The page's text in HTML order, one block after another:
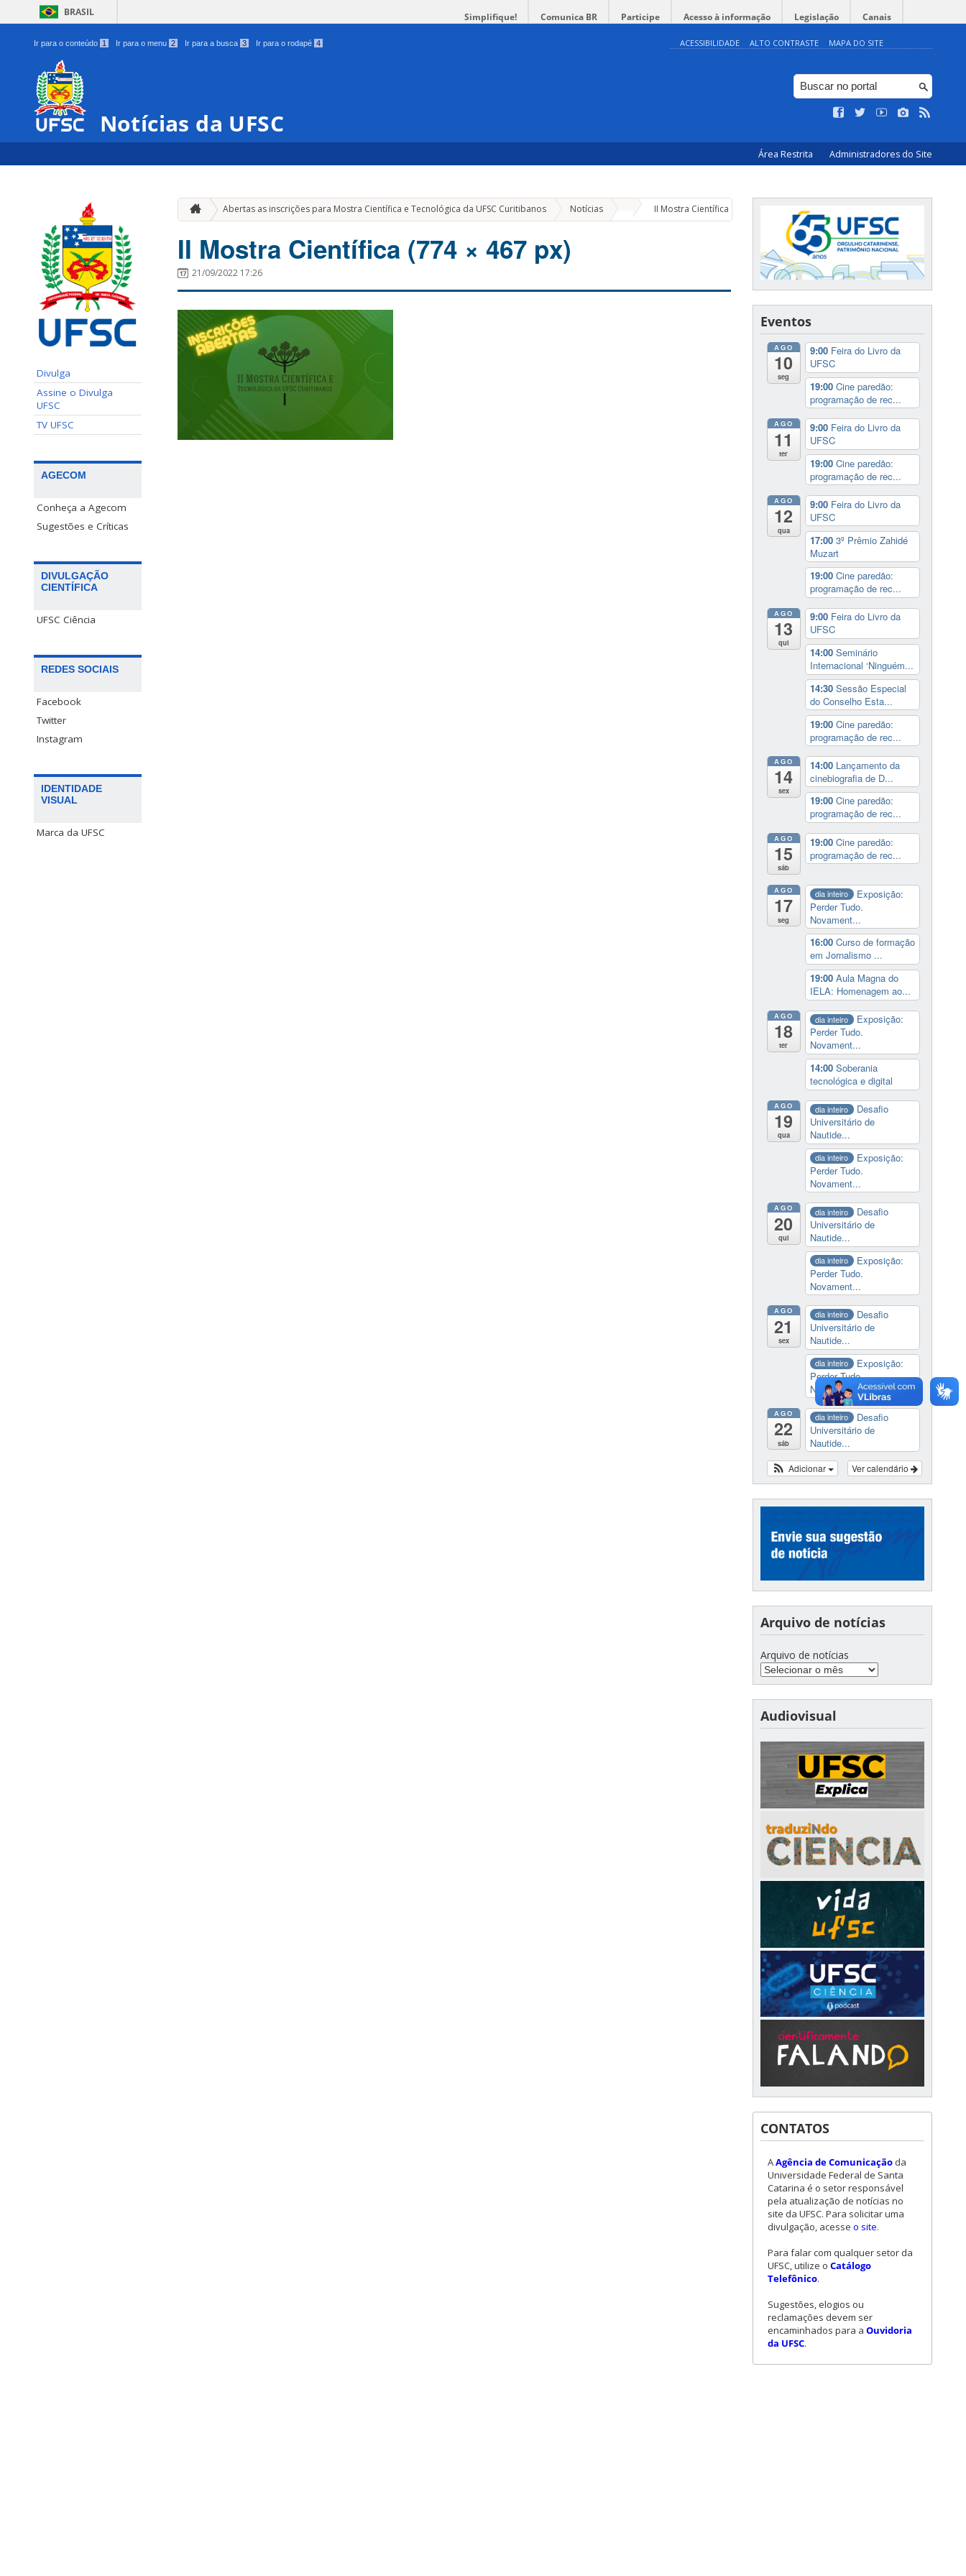
BRASIL Simplifique! Comunica BR Participe Acesso à informação Legislação Canais
Ir para o conteúdo 1 Ir para o menu 2 Ir para a busca 3 Ir para o rodapé 4 ACESSIBILIDADE ALTO CONTRASTE MAPA DO SITE
Notícias da UFSC
Área Restrita Administradores do Site
Divulga
Assine o Divulga
UFSC
TV UFSC
AGECOM
Conheça a Agecom
Sugestões e Críticas
DIVULGAÇÃO
CIENTÍFICA
UFSC Ciência
REDES SOCIAIS
Facebook
Twitter
Instagram
IDENTIDADE
VISUAL
Marca da UFSC
Abertas as inscrições para Mostra Científica e Tecnológica da UFSC Curitibanos Notícias II Mostra Científica (774 × 467 px)
II Mostra Científica (774 × 467 px)
21/09/2022 17:26
Eventos
AGO
10
seg
9:00 Feira do Livro da
UFSC
19:00 Cine paredão:
programação de rec...
AGO
11
ter
9:00 Feira do Livro da
UFSC
19:00 Cine paredão:
programação de rec...
AGO
12
qua
9:00 Feira do Livro da
UFSC
17:00 3º Prêmio Zahidé
Muzart
19:00 Cine paredão:
programação de rec...
AGO
13
qui
9:00 Feira do Livro da
UFSC
14:00 Seminário
Internacional ‘Ninguém...
14:30 Sessão Especial
do Conselho Esta...
19:00 Cine paredão:
programação de rec...
AGO
14
sex
14:00 Lançamento da
cinebiografia de D...
19:00 Cine paredão:
programação de rec...
AGO
15
sáb
19:00 Cine paredão:
programação de rec...
AGO
17
seg
dia inteiro
Exposição:
Perder Tudo.
Novament...
16:00 Curso de formação
em Jornalismo ...
19:00 Aula Magna do
IELA: Homenagem ao...
AGO
18
ter
dia inteiro
Exposição:
Perder Tudo.
Novament...
14:00 Soberania
tecnológica e digital
AGO
19
qua
dia inteiro
Desafio
Universitário de
Nautide...
dia inteiro
Exposição:
Perder Tudo.
Novament...
AGO
20
qui
dia inteiro
Desafio
Universitário de
Nautide...
dia inteiro
Exposição:
Perder Tudo.
Novament...
AGO
21
sex
dia inteiro
Desafio
Universitário de
Nautide...
dia inteiro
Exposição:
Perder Tudo.
Novament...
AGO
22
sáb
dia inteiro
Desafio
Universitário de
Nautide...
Ver calendário
Adicionar
Arquivo de notícias
Arquivo de notícias
Audiovisual
CONTATOS
AAgência de Comunicação da
Universidade Federal de Santa
Catarina é o setor responsável
pela atualização de notícias no
site da UFSC. Para solicitar uma
divulgação, acesse o site.
Para falar com qualquer setor da
UFSC, utilize o Catálogo
Telefônico.
Sugestões, elogios ou
reclamações devem ser
encaminhados para a Ouvidoria
da UFSC.